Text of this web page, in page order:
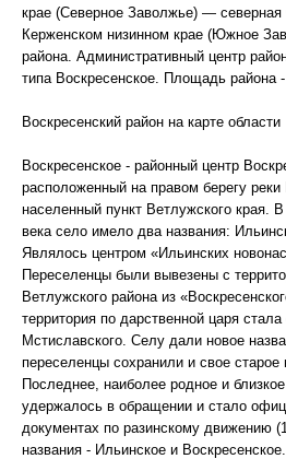
крае (Северное Заволжье) —
Керженском низинном крае (Южное
района. Административный центр
типа Воскресенское. Площадь района -
Воскресенский район на карте области
Воскресенское - районный центр
расположенный на правом берегу
населенный пункт Ветлужского края.
века село имело два названия:
Являлось центром «Ильинских
Переселенцы были вывезены с
Ветлужского района из
территория по дарственной царя
Мстиславского. Селу дали новое
переселенцы сохранили и свое старое
Последнее, наиболее родное и
удержалось в обращении и стало
документах по разинскому движению
названия - Ильинское и Воскресенское.